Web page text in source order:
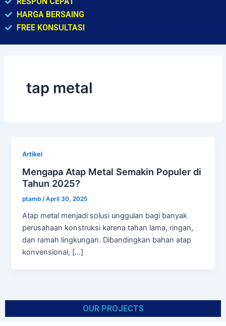
HARGA BERSAING
FREE KONSULTASI
tap metal
Artikel
Mengapa Atap Metal Semakin Populer di
Tahun 2025?
ptamb/April 30, 2025
Atap metal menjadi solusi unggulan bagi banyak
perusahaan konstruksi karena tahan lama, ringan,
dan ramah lingkungan. Dibandingkan bahan atap
konvensional, […]
OUR PROJECTS